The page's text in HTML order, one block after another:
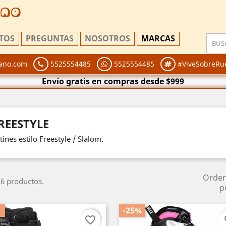
PREGUNTAS NOSOTROS MARCAS
5525554485 5525554485
Envío gratis en compras desde $999
estilo Freestyle / Slalom.
productos.
favorite_border
-25%